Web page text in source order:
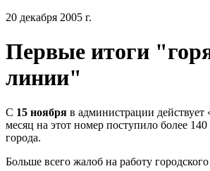
20 декабря 2005 г.
Первые итоги
линии"
С 15 ноября в администрации действует
месяц на этот номер поступило более
города.
Больше всего жалоб на работу